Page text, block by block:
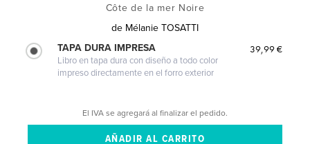
Côte de la mer Noire
de Mélanie TOSATTI
TAPA DURA IMPRESA
Libro en tapa dura con diseño a todo color
impreso directamente en el forro exterior
39,99 €
El IVA se agregará al finalizar el pedido.